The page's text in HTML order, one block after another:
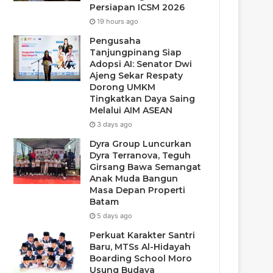
Persiapan ICSM 2026
19 hours ago
Pengusaha
Tanjungpinang Siap
Adopsi AI: Senator Dwi
Ajeng Sekar Respaty
Dorong UMKM
Tingkatkan Daya Saing
Melalui AIM ASEAN
3 days ago
Dyra Group Luncurkan
Dyra Terranova, Teguh
Girsang Bawa Semangat
Anak Muda Bangun
Masa Depan Properti
Batam
5 days ago
Perkuat Karakter Santri
Baru, MTSs Al-Hidayah
Boarding School Moro
Usung Budaya